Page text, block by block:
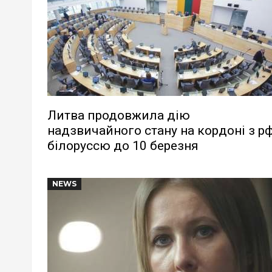
Литва продовжила дію
надзвичайного стану на кордоні з
білоруссю до 10 березня
NEWS